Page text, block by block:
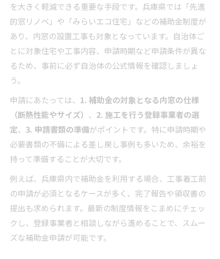
を大きく軽減できる重要な手段です。兵庫県では「先進
的窓リノベ」や「みらいエコ住宅」などの補助金制度が
あり、内窓の設置工事も対象となっています。自治体ご
とに対象住宅や工事内容、申請時期など申請条件が異な
るため、事前に必ず自治体の公式情報を確認しましょ
う。
申請にあたっては、 1. 補助金の対象となる内窓の仕様
（断熱性能やサイズ） 、 2. 施工を行う登録事業者の選
定、 3. 申請書類の準備がポイントです。特に申請時期や
必要書類の不備による差し戻し事例も多いため、余裕を
持って準備することが大切です。
例えば、兵庫県内で補助金を利用する場合、工事着工前
の申請が必須となるケースが多く、完了報告や領収書の
提出も求められます。最新の制度情報をこまめにチェッ
クし、登録事業者と相談しながら進めることで、スムー
ズな補助金申請が可能です。